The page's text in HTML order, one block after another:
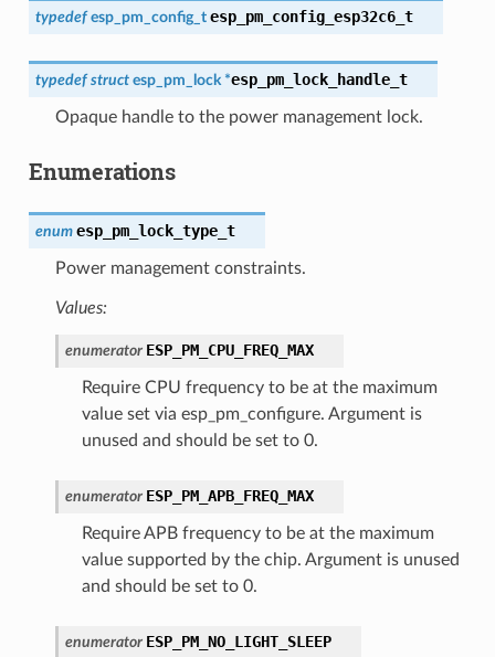
typedef esp_pm_config_t esp_pm_config_esp32c6_t
typedef struct esp_pm_lock *esp_pm_lock_handle_t
Opaque handle to the power management lock.
Enumerations
enum esp_pm_lock_type_t
Power management constraints.
Values:
enumerator ESP_PM_CPU_FREQ_MAX
Require CPU frequency to be at the maximum
value set via esp_pm_configure. Argument is
unused and should be set to 0.
enumerator ESP_PM_APB_FREQ_MAX
Require APB frequency to be at the maximum
value supported by the chip. Argument is unused
and should be set to 0.
enumerator ESP_PM_NO_LIGHT_SLEEP